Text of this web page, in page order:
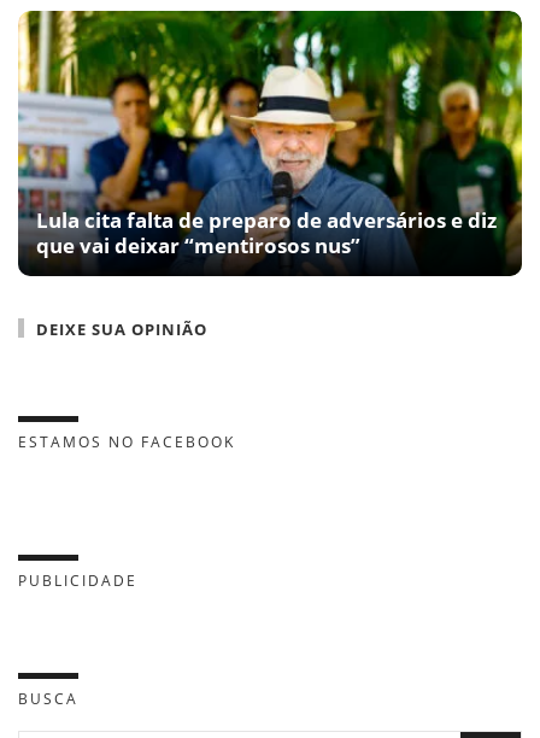
Lula cita falta de preparo de adversários e diz
que vai deixar “mentirosos nus”
DEIXE SUA OPINIÃO
ESTAMOS NO FACEBOOK
PUBLICIDADE
BUSCA